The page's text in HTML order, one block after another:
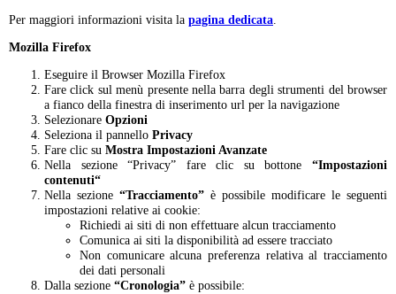
Per maggiori informazioni visita la pagina dedicata
Mozilla Firefox
Eseguire il Browser Mozilla Firefox
Fare click sul menù presente nella barra degli strumenti del browser
a fianco della finestra di inserimento url per la navigazione
Selezionare Opzioni
Seleziona il pannello Privacy
Fare clic su Mostra Impostazioni Avanzate
Nella sezione “Privacy” fare clic su bottone “Impostazioni
contenuti“
Nella sezione “Tracciamento” è possibile modificare le seguenti
impostazioni relative ai cookie:
Richiedi ai siti di non effettuare alcun tracciamento
Comunica ai siti la disponibilità ad essere tracciato
Non comunicare alcuna preferenza relativa al tracciamento
dei dati personali
Dalla sezione “Cronologia” è possibile: